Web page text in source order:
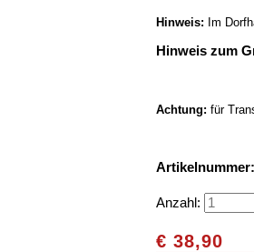
Hinweis: Im
Hinweis zum
Achtung: für
Anzahl:
€ 38,90